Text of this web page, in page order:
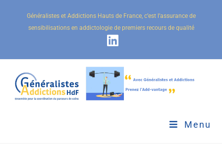
Généralistes et Addictions Hauts de France, c’est l’assurance de
sensibilisations en addictologie de premiers recours de qualité
Menu